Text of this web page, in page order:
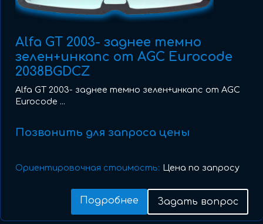
Alfa GT 2003- заднее темно
зелен+инкапс от AGC Eurocode
2038BGDCZ
Alfa GT 2003- заднее темно зелен+инкапс от AGC
Eurocode ...
Позвонить для запроса цены
Ориентировочная стоимость: Цена по запросу
Подробнее Задать вопрос